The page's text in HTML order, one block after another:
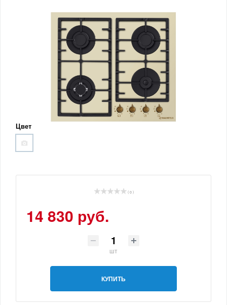
Цвет
( 0 )
14 830 руб.
шт
КУПИТЬ